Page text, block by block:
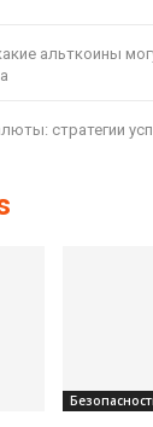
альткоины
стратегии